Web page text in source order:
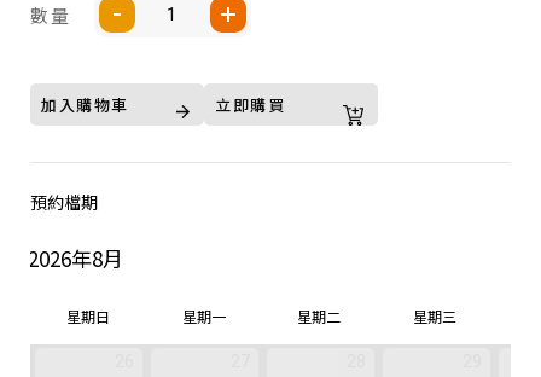
數量
加入購物車 立即購買
預約檔期
2026年8月
星期日 星期一 星期二 星期三